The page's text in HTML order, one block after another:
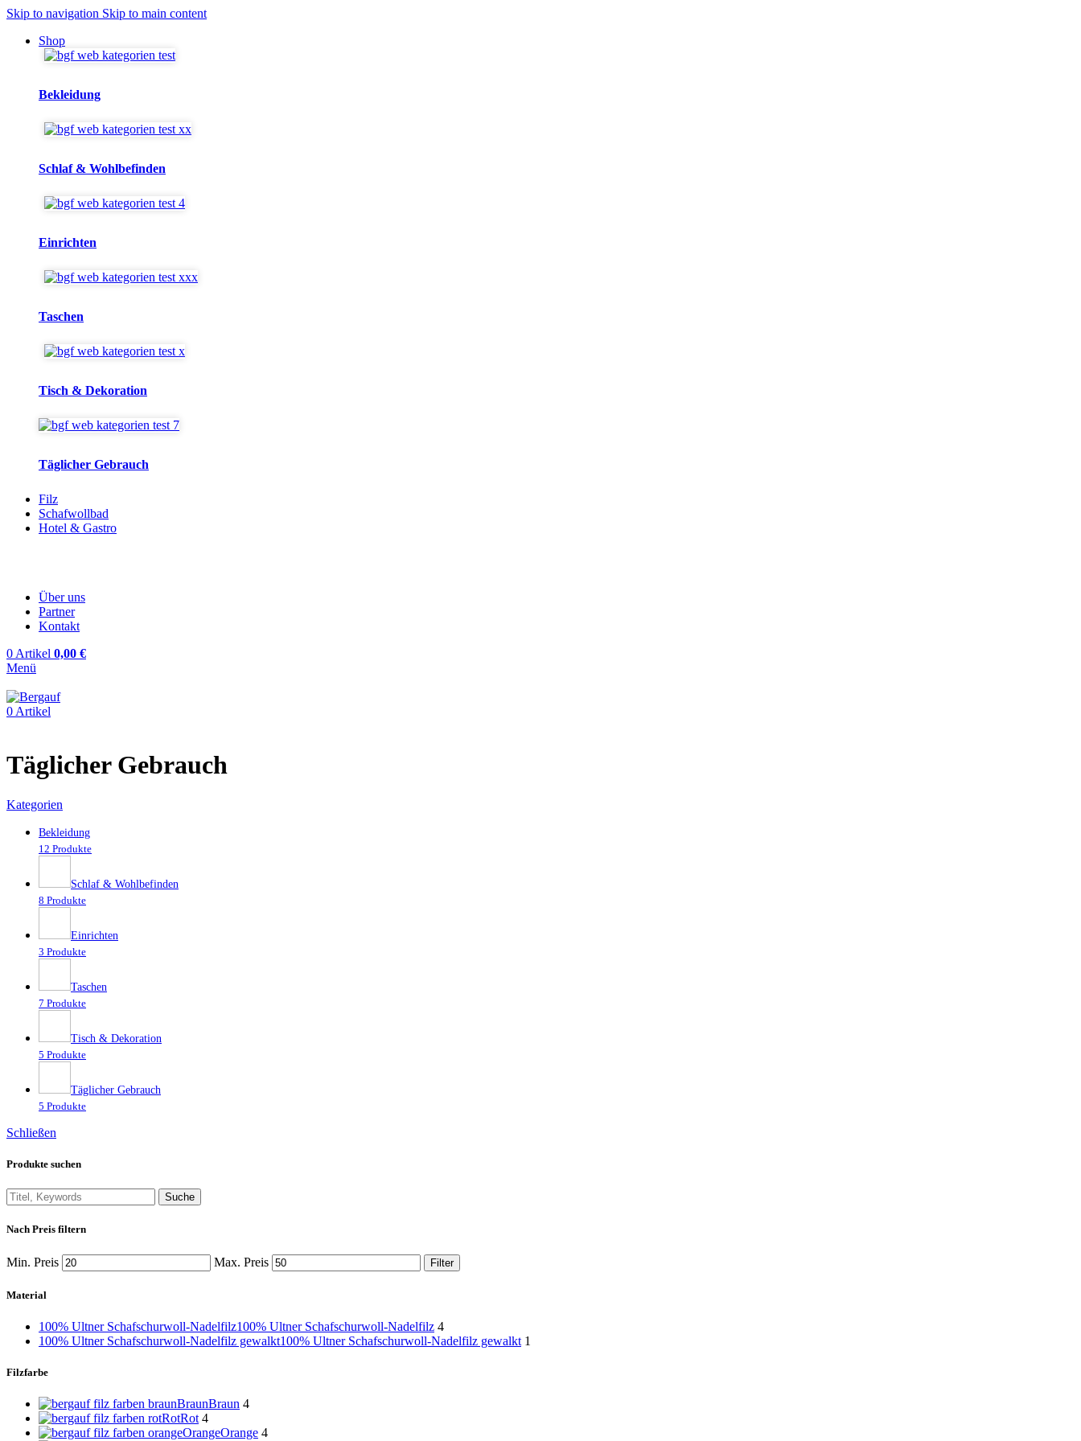
Skip to navigation Skip to main content
Shop
Bekleidung
Schlaf & Wohlbefinden
Einrichten
Taschen
Tisch & Dekoration
Täglicher Gebrauch
Filz
Schafwollbad
Hotel & Gastro
Über uns
Partner
Kontakt
0 Artikel 0,00 €
Menü
0 Artikel
Täglicher Gebrauch
Kategorien
Bekleidung
12 Produkte
Schlaf & Wohlbefinden
8 Produkte
Einrichten
3 Produkte
Taschen
7 Produkte
Tisch & Dekoration
5 Produkte
Täglicher Gebrauch
5 Produkte
Schließen
Produkte suchen
Suche
Nach Preis filtern
Min. Preis Max. Preis Filter
Material
100% Ultner Schafschurwoll-Nadelfilz100% Ultner Schafschurwoll-Nadelfilz 4
100% Ultner Schafschurwoll-Nadelfilz gewalkt100% Ultner Schafschurwoll-Nadelfilz gewalkt 1
Filzfarbe
BraunBraun 4
RotRot 4
OrangeOrange 4